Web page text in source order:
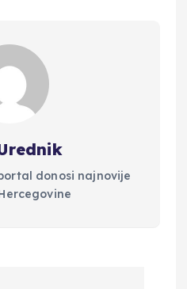
donosi najnovije